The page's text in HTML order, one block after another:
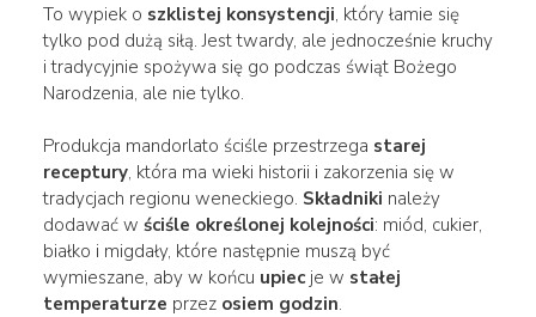
To wypiek o szklistej konsystencji, który łamie się
tylko pod dużą siłą. Jest twardy, ale jednocześnie kruchy
i tradycyjnie spożywa się go podczas świąt Bożego
Narodzenia, ale nie tylko.
Produkcja mandorlato ściśle przestrzega starej
receptury, która ma wieki historii i zakorzenia się w
tradycjach regionu weneckiego. Składniki należy
dodawać w ściśle określonej kolejności: miód, cukier,
białko i migdały, które następnie muszą być
wymieszane, aby w końcu upiecje w stałej
temperaturze przez osiem godzin.